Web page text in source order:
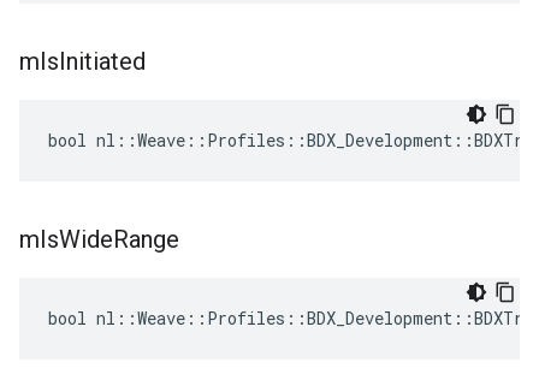
mIsInitiated
bool
mIsWideRange
bool